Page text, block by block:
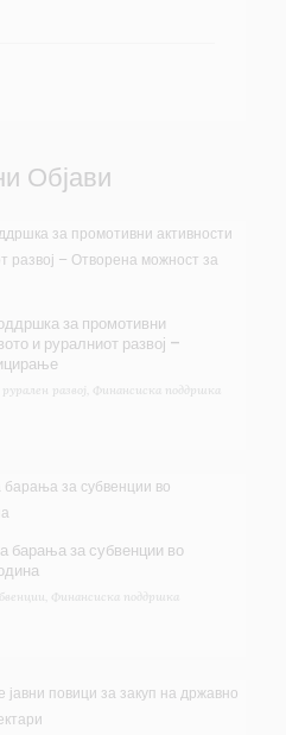
Објави
за промотивни
и руралниот развој –
развој Финансиска поддршка
барања за субвенции во
Финансиска поддршка